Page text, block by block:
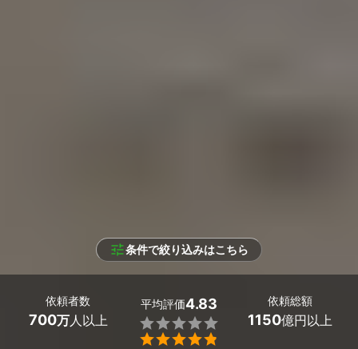
条件で絞り込みはこちら
依頼者数
700万人以上
平均評価4.83


依頼総額
1150億円以上